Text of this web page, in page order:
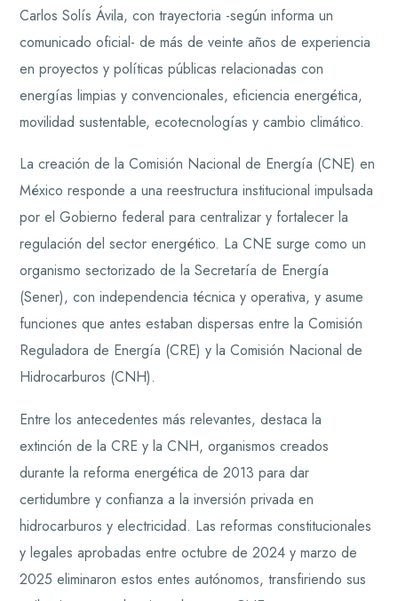
Carlos Solís Ávila, con trayectoria -según informa un
comunicado oficial- de más de veinte años de experiencia
en proyectos y políticas públicas relacionadas con
energías limpias y convencionales, eficiencia energética,
movilidad sustentable, ecotecnologías y cambio climático.
La creación de la Comisión Nacional de Energía (CNE) en
México responde a una reestructura institucional impulsada
por el Gobierno federal para centralizar y fortalecer la
regulación del sector energético. La CNE surge como un
organismo sectorizado de la Secretaría de Energía
(Sener), con independencia técnica y operativa, y asume
funciones que antes estaban dispersas entre la Comisión
Reguladora de Energía (CRE) y la Comisión Nacional de
Hidrocarburos (CNH).
Entre los antecedentes más relevantes, destaca la
extinción de la CRE y la CNH, organismos creados
durante la reforma energética de 2013 para dar
certidumbre y confianza a la inversión privada en
hidrocarburos y electricidad. Las reformas constitucionales
y legales aprobadas entre octubre de 2024 y marzo de
2025 eliminaron estos entes autónomos, transfiriendo sus